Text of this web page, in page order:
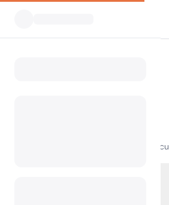
ogledov v zadnjem mesecu